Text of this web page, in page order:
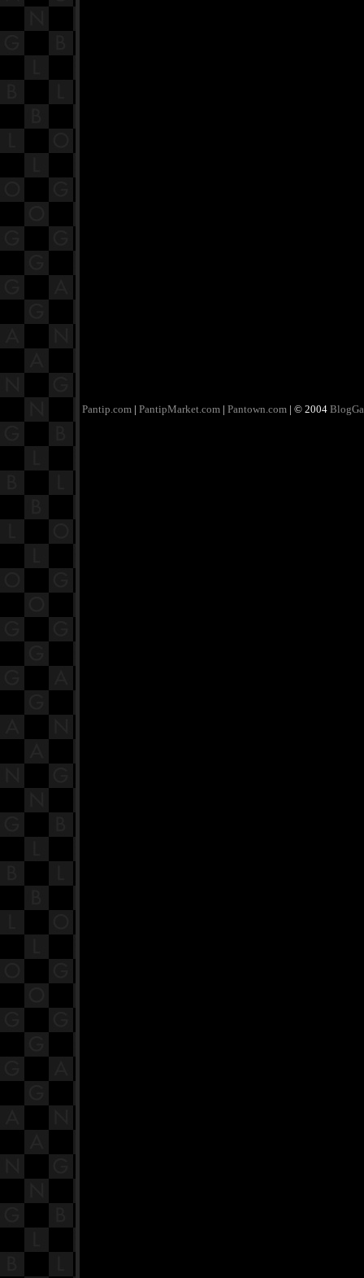
Pantip.com | PantipMarket.com | Pantown.com | © 2004